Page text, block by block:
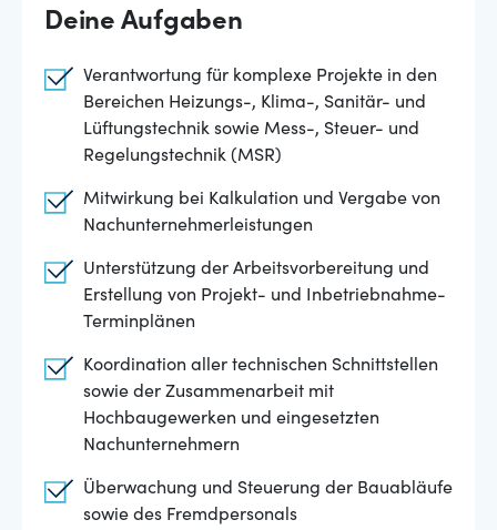
Deine Aufgaben
Verantwortung für komplexe Projekte in den
Bereichen Heizungs-, Klima-, Sanitär- und
Lüftungstechnik sowie Mess-, Steuer- und
Regelungstechnik (MSR)
Mitwirkung bei Kalkulation und Vergabe von
Nachunternehmerleistungen
Unterstützung der Arbeitsvorbereitung und
Erstellung von Projekt- und Inbetriebnahme-
Terminplänen
Koordination aller technischen Schnittstellen
sowie der Zusammenarbeit mit
Hochbaugewerken und eingesetzten
Nachunternehmern
Überwachung und Steuerung der Bauabläufe
sowie des Fremdpersonals